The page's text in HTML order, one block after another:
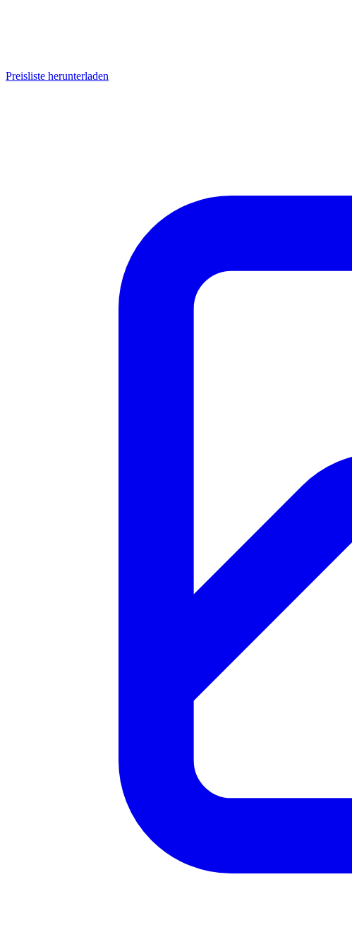
Preisliste herunterladen